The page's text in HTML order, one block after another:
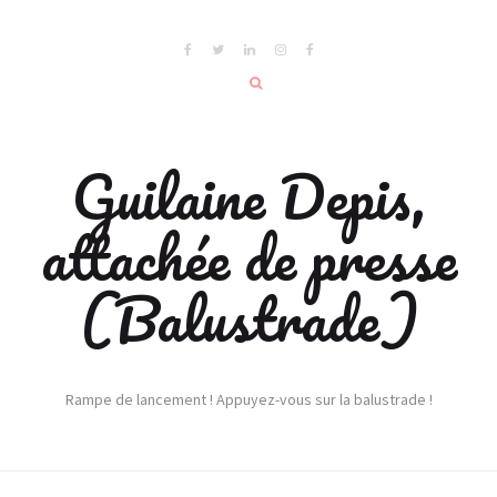
Guilaine Depis,
attachée de presse
(Balustrade)
Rampe de lancement ! Appuyez-vous sur la balustrade !